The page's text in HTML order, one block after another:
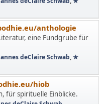
anthologie
eine Fundgrube für
deClaire Schwab,★
hiob
für spirituelle Einblicke.